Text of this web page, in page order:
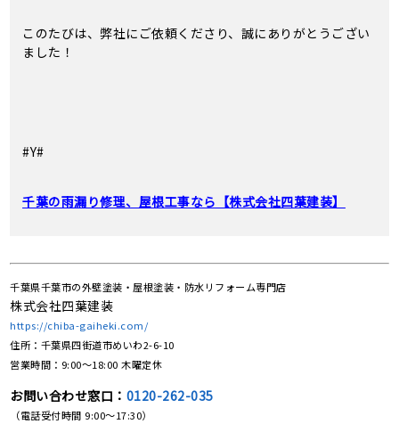
このたびは、弊社にご依頼くださり、誠にありがとうござい
ました！
#Y#
千葉の雨漏り修理、屋根工事なら【株式会社四葉建装】
千葉県千葉市の外壁塗装・屋根塗装・防水リフォーム専門店
株式会社四葉建装
https://chiba-gaiheki.com/
住所：千葉県四街道市めいわ2-6-10
営業時間：9:00〜18:00 木曜定休
お問い合わせ窓口： 0120-262-035
（電話受付時間 9:00〜17:30）